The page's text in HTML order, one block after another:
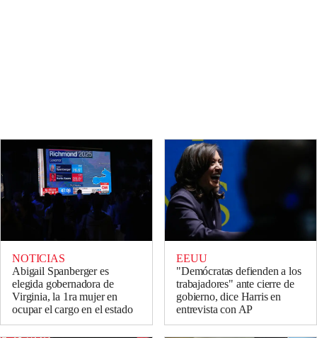
NOTICIAS
Abigail Spanberger es
elegida gobernadora de
Virginia, la 1ra mujer en
ocupar el cargo en el estado
EEUU
"Demócratas defienden a los
trabajadores" ante cierre de
gobierno, dice Harris en
entrevista con AP